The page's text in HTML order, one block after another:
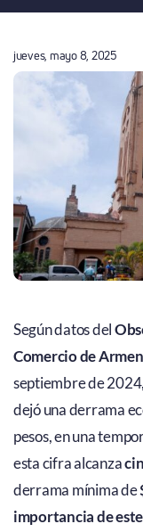
jueves, mayo 8, 2025
Según datos del
Comercio de
septiembre de
dejó una derrama
pesos, en una
esta cifra alcanza
derrama mínima de
importancia de